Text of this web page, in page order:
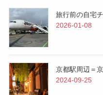
旅行前の自宅
2026-01-08
京都駅周辺＝
2024-09-25